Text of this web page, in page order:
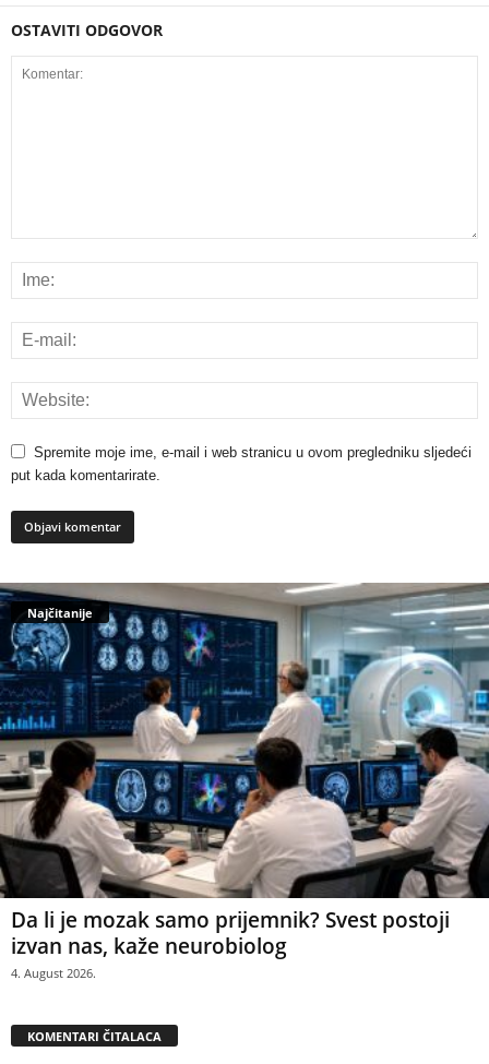
OSTAVITI ODGOVOR
Spremite moje ime, e-mail i web stranicu u ovom pregledniku sljedeći
put kada komentarirate.
Najčitanije
Da li je mozak samo prijemnik? Svest postoji
izvan nas, kaže neurobiolog
4. August 2026.
KOMENTARI ČITALACA